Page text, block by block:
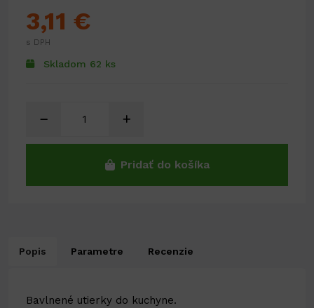
Skladom 62 ks
3,11 €
s DPH
Pridať do košíka
Popis Parametre Recenzie
Bavlnené utierky do kuchyne.